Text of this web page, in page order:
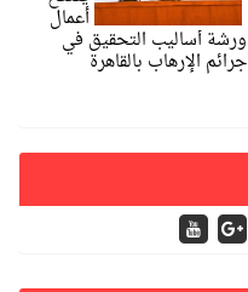
أعمال
ورشة أساليب التحقيق في
جرائم الإرهاب بالقاهرة